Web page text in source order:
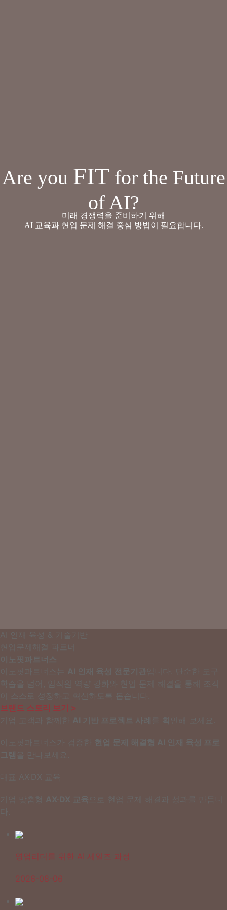
Are you FITfor the Future
of AI?
미래 경쟁력을 준비하기 위해
AI 교육과 현업 문제 해결 중심 방법이 필요합니다.
AI 인재 육성 & 기술기반
현업문제해결 파트너
이노핏파트너스
이노핏파트너스는 AI 인재 육성 전문기관 입니다. 단순한 도구
학습을 넘어, 임직원 역량 강화와 현업 문제 해결을 통해 조직
이 스스로 성장하고 혁신하도록 돕습니다.
브랜드 스토리 보기 >
기업 고객과 함께한 AI 기반 프로젝트 사례 를 확인해 보세요.
이노핏파트너스가 검증한 현업 문제 해결형 AI 인재 육성 프로
그램
을 만나보세요.
대표 AX·DX 교육
기업 맞춤형 AX·DX 교육 으로 현업 문제 해결과 성과를 만듭니
영업리더를 위한 AI 세일즈 과정
2026-08-06